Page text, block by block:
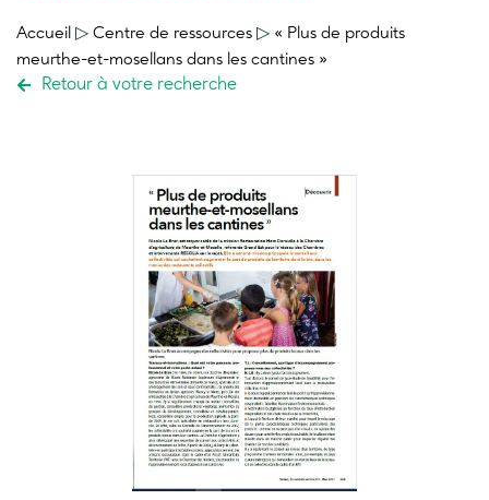
Accueil ▷ Centre de ressources ▷ « Plus de produits
meurthe-et-mosellans dans les cantines »
Retour à votre recherche